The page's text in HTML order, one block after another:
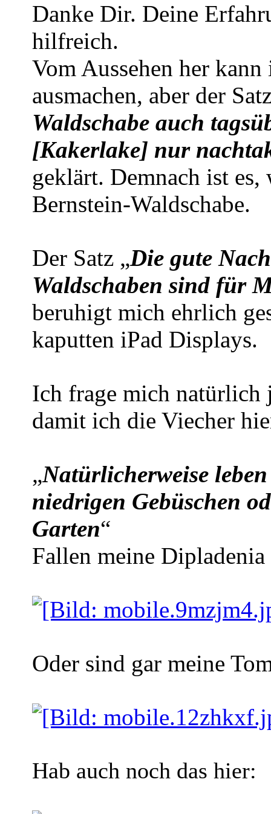
Danke Dir. Deine
hilfreich.
Vom Aussehen her
ausmachen, aber der
Waldschabe auch
[Kakerlake] nur
geklärt. Demnach ist
Bernstein-Waldschabe.
Der Satz „Die gute
Waldschaben sind für
beruhigt mich ehrlich
kaputten iPad Displays.
Ich frage mich natürlich
damit ich die Viecher
„Natürlicherweise
niedrigen Gebüschen
Garten“
Fallen meine Dipladenia
Oder sind gar meine
Hab auch noch das hier: